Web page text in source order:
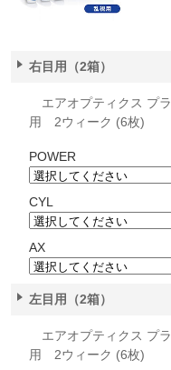
右目用（2箱）
エアオプティクス プ
用 2ウィーク (6枚)
POWER
CYL
AX
左目用（2箱）
エアオプティクス プ
用 2ウィーク (6枚)